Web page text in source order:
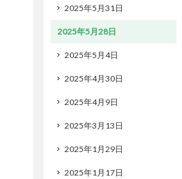
2025年5月31日
2025年5月28日
2025年5月4日
2025年4月30日
2025年4月9日
2025年3月13日
2025年1月29日
2025年1月17日